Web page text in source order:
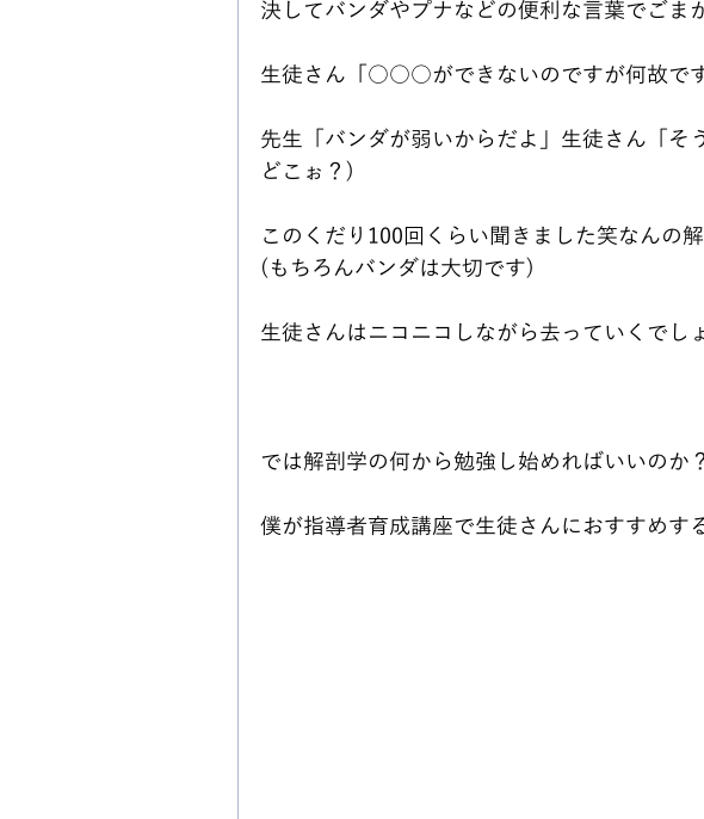
決してバンダやプナなどの便利な言葉でごま
生徒さん「○○○ができないのですが何故です
先生「バンダが弱いからだよ」生徒さん「そ
どこぉ？)
このくだり100回くらい聞きました笑なんの
(もちろんバンダは大切です)
生徒さんはニコニコしながら去っていくでし
では解剖学の何から勉強し始めればいいのか？
僕が指導者育成講座で生徒さんにおすすめす